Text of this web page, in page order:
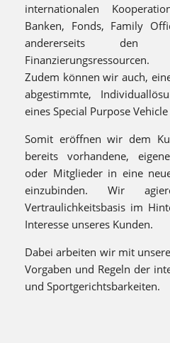
internationalen
Banken, Fonds, Family
andererseits den
Finanzierungsressourcen.
Zudem können wir auch,
abgestimmte,
eines Special Purpose
Somit eröffnen wir dem
bereits vorhandene,
oder Mitglieder in eine
einzubinden. Wir
Vertraulichkeitsbasis im
Interesse unseres Kunden.
Dabei arbeiten wir mit
Vorgaben und Regeln der
und Sportgerichtsbarkeiten.